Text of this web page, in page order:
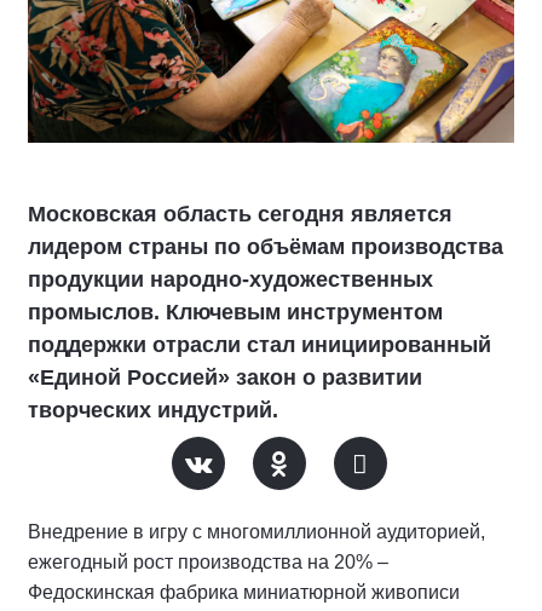
Московская область сегодня является
лидером страны по объёмам производства
продукции народно-художественных
промыслов. Ключевым инструментом
поддержки отрасли стал инициированный
«Единой Россией» закон о развитии
творческих индустрий.
Внедрение в игру с многомиллионной аудиторией,
ежегодный рост производства на 20% –
Федоскинская фабрика миниатюрной живописи